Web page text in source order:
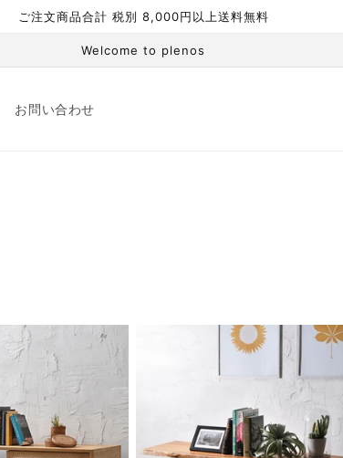
ご注文商品合計 税別 8,000円以上送料無料
Welcome to plenos
お問い合わせ